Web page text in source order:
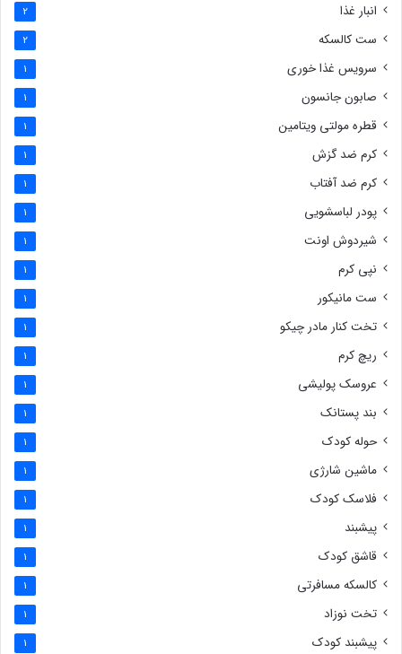
انبار غذا 2
ست کالسکه 2
سرویس غذا خوری 1
صابون جانسون 1
قطره مولتی ویتامین 1
کرم ضد گزش 1
کرم ضد آفتاب 1
پودر لباسشویی 1
شیردوش اونت 1
نپی کرم 1
ست مانیکور 1
تخت کنار مادر چیکو 1
ریچ کرم 1
عروسک پولیشی 1
بند پستانک 1
حوله کودک 1
ماشین شارژی 1
فلاسک کودک 1
پیشبند 1
قاشق کودک 1
کالسکه مسافرتی 1
تخت نوزاد 1
پیشبند کودک 1